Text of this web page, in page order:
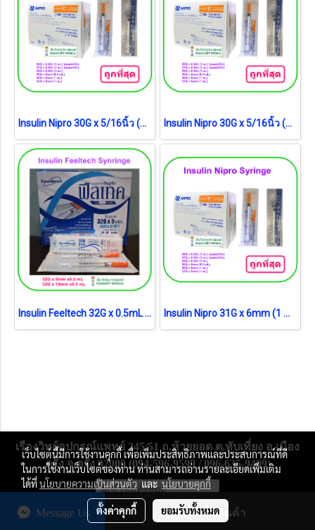
สั่งซื้อสินค้า
Message Us
Insulin Nipro 30G x 5/16นิ้ว (8mm) (0.5 mL) (ยกกล่อง) Insulin Nipro 30G x 5/16นิ้ว (8mm) (1 mL) (ยกกล่อง)
Insulin Feeltech 32G x 0.5mL (ยกกล่อง) Insulin Nipro 31G x 6mm (1 mL) (ยกกล่อง)
เรืองวิทย์อุปกรณ์แพทย์ 245/51 ถ.ห้วยยอด ต.ทับเที่ยง อ.เมือง
ตรัง จ.ตรัง 92000 (094-596-9599 / 096-635-9409)
ผู้เข้าชมทั้งหมด
31,202,860
เว็บไซต์นี้มีการใช้งานคุกกี้ เพื่อเพิ่มประสิทธิภาพและประสบการณ์ที่ดี
ในการใช้งานเว็บไซต์ของท่าน ท่านสามารถอ่านรายละเอียดเพิ่มเติม
ได้ที่นโยบายความเป็นส่วนตัวและนโยบายคุกกี้
ตั้งค่าคุกกี้ ยอมรับทั้งหมด